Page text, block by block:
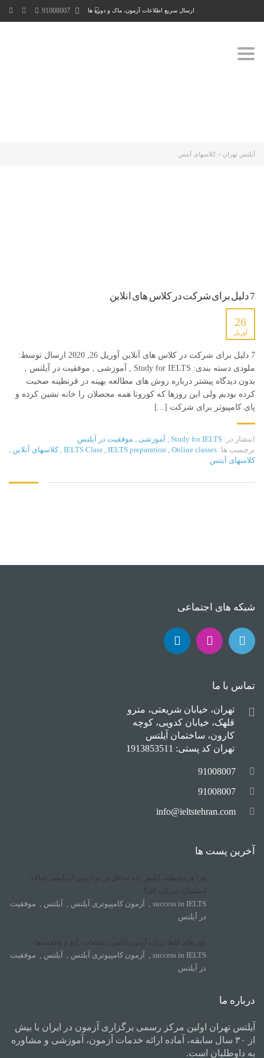
ارسال سریع اطلاعات آزمون، ماک و دوره ها 91008007
Toggle
آیلتس تهران > کلاسهای آیتس
7 دلیل برای شرکت در کلاس های آنلاین
26
آوریل
7 دلیل برای شرکت در کلاس های آنلاین آوریل 26, 2020 ارسال توسط:
ملودی دسته بندی: Study for IELTS , آموزشی , موفقیت در آیلتس ,
بدون دیدگاه پیشتر درباره روش های مطالعه بهینه در قرنطینه صحبت
کرده بودیم ولی این روزها که کورونا همه محصلان را خانه نشین کرده و
پای کامپیوتر برای شرکت [...]
انتشار در: Study for IELTS
, آموزشی , موفقیت در آیلتس
برچسب ها:
IELTS Class , IELTS preparation , Online classes
, کلاسهای آنلاین ,
کلاسهای آیتس
شبکه های اجتماعی
تماس با ما
تهران، خیابان شریعتی، مترو
قلهک، خیابان کدویی، کوچه
کارون، ساختمان آیلتس
تهران کد پستی: 1913853511
91008007
91008007
info@ieltstehran.com
آخرین پست ها
چرا هر داوطلب آیلتس باید حداقل در دو آزمون آزمایشی (ماک)
استاندارد شرکت کند؟
success in IELTS
, آزمون کامپیوتری آیلتس , آیلتس , موفقیت
در آیلتس
باور های غلط درباره آزمون آیلتس | شایعات رایج و واقعیت‌ها
success in IELTS
, آزمون کامپیوتری آیلتس , آیلتس , موفقیت
در آیلتس
درباره ما
آیلتس تهران اولین مرکز رسمی برگزاری آزمون در ایران با بیش
از ۳۰ سال سابقه، آماده ارائه خدمات آزمون، آموزشی و مشاوره
به داوطلبان است.